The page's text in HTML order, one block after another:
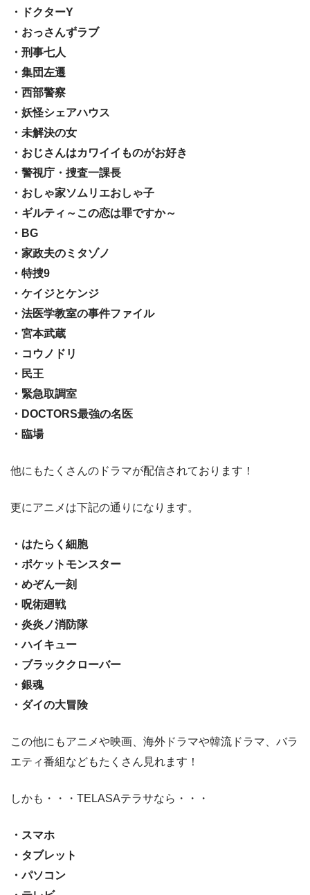
・ドクターY
・おっさんずラブ
・刑事七人
・集団左遷
・西部警察
・妖怪シェアハウス
・未解決の女
・おじさんはカワイイものがお好き
・警視庁・捜査一課長
・おしゃ家ソムリエおしゃ子
・ギルティ～この恋は罪ですか～
・BG
・家政夫のミタゾノ
・特捜9
・ケイジとケンジ
・法医学教室の事件ファイル
・宮本武蔵
・コウノドリ
・民王
・緊急取調室
・DOCTORS最強の名医
・臨場
他にもたくさんのドラマが配信されております！
更にアニメは下記の通りになります。
・はたらく細胞
・ポケットモンスター
・めぞん一刻
・呪術廻戦
・炎炎ノ消防隊
・ハイキュー
・ブラッククローバー
・銀魂
・ダイの大冒険
この他にもアニメや映画、海外ドラマや韓流ドラマ、バラ
エティ番組などもたくさん見れます！
しかも・・・TELASAテラサなら・・・
・スマホ
・タブレット
・パソコン